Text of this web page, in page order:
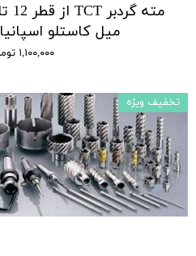
میل کاستلو اسپانیا CASTILLO
۱,۱۰۰,۰۰۰ تومان
تخفیف ویژه